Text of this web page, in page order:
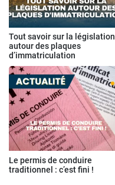
Tout savoir sur la législation
autour des plaques
d’immatriculation
Le permis de conduire
traditionnel : c’est fini !